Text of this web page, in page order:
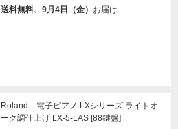
送料無料、9月4日（金） お届け
Roland 電子ピアノ LXシリーズ ライトオ
ーク調仕上げ LX-5-LAS [88鍵盤]